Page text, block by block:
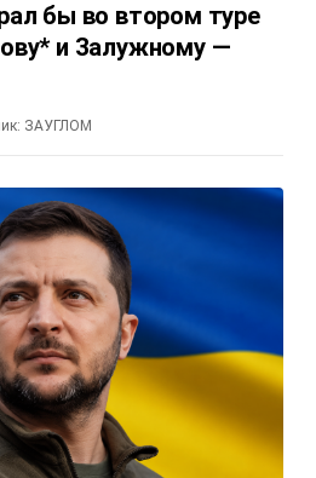
бы во втором туре
и Залужному —
ЗАУГЛОМ